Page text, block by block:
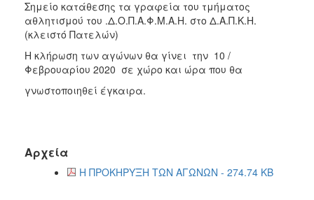
Σημείο κατάθεσης τα γραφεία του τμήματος
αθλητισμού του .Δ.Ο.Π.Α.Φ.Μ.Α.Η. στο Δ.Α.Π.Κ.Η.
(κλειστό Πατελών)
Η κλήρωση των αγώνων θα γίνει την 10 /
Φεβρουαρίου 2020 σε χώρο και ώρα που θα
γνωστοποιηθεί έγκαιρα.
Αρχεία
Η ΠΡΟΚΗΡΥΞΗ ΤΩΝ ΑΓΩΝΩΝ - 274.74 KB